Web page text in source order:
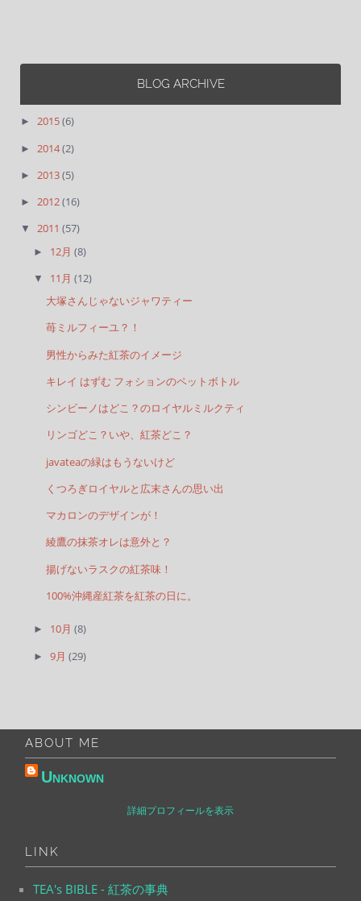
BLOG ARCHIVE
► 2015(6)
► 2014(2)
► 2013(5)
► 2012(16)
▼ 2011 (57)
► 12月 (8)
▼ 11月 (12)
大塚さんじゃないジャワティー
苺ミルフィーユ？！
男性からみた紅茶のイメージ
キレイ はずむ フォションのペットボトル
シンビーノはどこ？のロイヤルミルクティ
リンゴどこ？いや、紅茶どこ？
javateaの緑はもうないけど
くつろぎロイヤルと広末さんの思い出
マカロンのデザインが！
綾鷹の抹茶オレは意外と？
揚げないラスクの紅茶味！
100%沖縄産紅茶を紅茶の日に。
► 10月 (8)
► 9月 (29)
ABOUT ME
Unknown
詳細プロフィールを表示
LINK
TEA's BIBLE - 紅茶の事典